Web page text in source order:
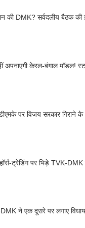
की DMK? सर्वदलीय बैठक की
अपनाएगी केरल-बंगाल मॉडल!
पर विजय सरकार गिराने के
ट्रेडिंग पर भिड़े TVK-
ने एक दूसरे पर लगाए